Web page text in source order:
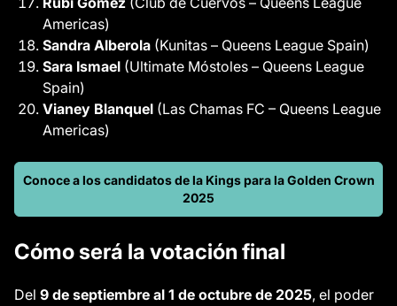
Americas)
Sandra Alberola (Kunitas – Queens League Spain)
Sara Ismael (Ultimate Móstoles – Queens League
Spain)
Vianey Blanquel (Las Chamas FC – Queens League
Americas)
Conoce a los candidatos de la Kings para la Golden Crown
2025
Cómo será la votación final
Del 9 de septiembre al 1 de octubre de 2025, el poder